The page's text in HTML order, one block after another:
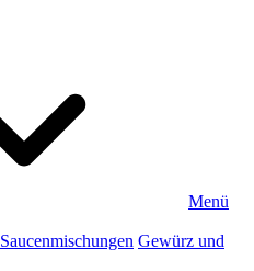
Menü
Saucenmischungen Gewürz und